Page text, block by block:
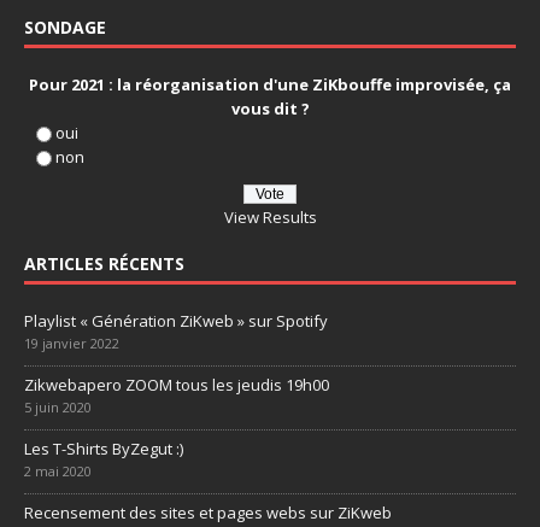
SONDAGE
Pour 2021 : la réorganisation d'une ZiKbouffe improvisée, ça
vous dit ?
oui
non
View Results
ARTICLES RÉCENTS
Playlist « Génération ZiKweb » sur Spotify
19 janvier 2022
Zikwebapero ZOOM tous les jeudis 19h00
5 juin 2020
Les T-Shirts ByZegut :)
2 mai 2020
Recensement des sites et pages webs sur ZiKweb